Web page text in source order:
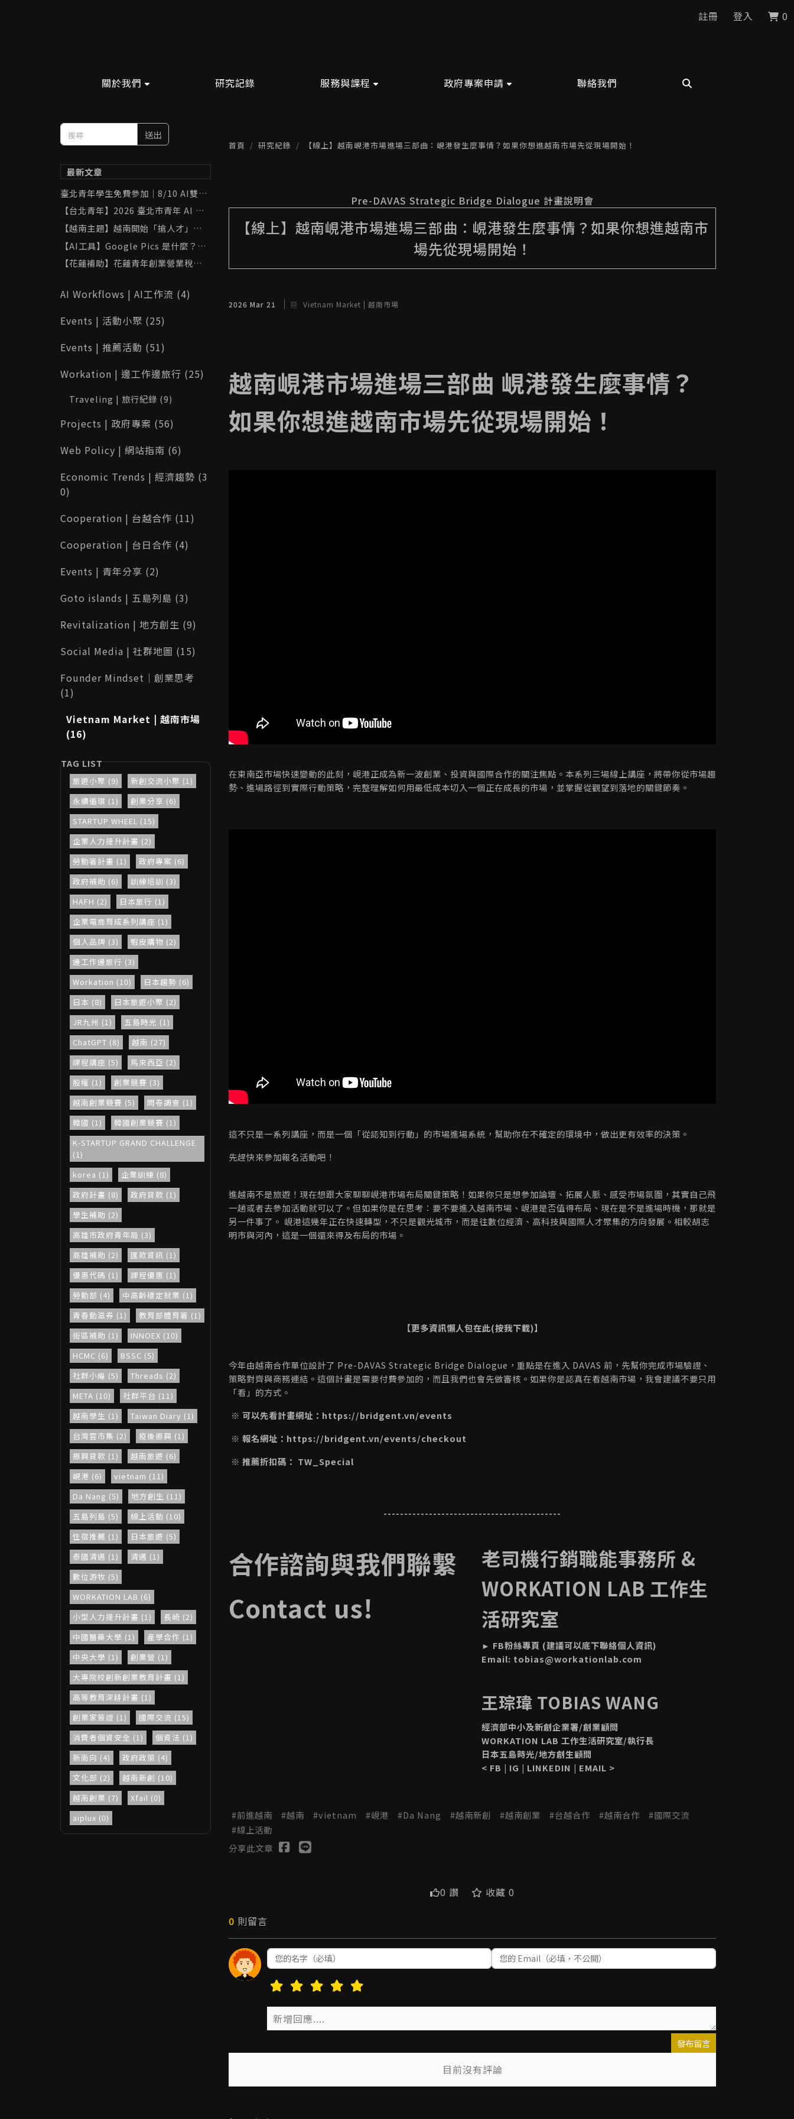
註冊 登入 0
關於我們 研究記錄 服務與課程 政府專案申請 聯絡我們
送出
最新文章
臺北青年學生免費參加｜8/10 AI雙助
手實戰班：ChatGPT × Gemini 學
習與職場應用
【台北青年】2026 臺北市青年 AI 工
具補助完整攻略｜ChatGPT、Gemin
i、Canva 最高補助 8,000 元
【越南主題】越南開始「搶人才」了！
胡志明市祭出 AI 與半導體人才補助，
台灣可以從中學到什麼？
【AI工具】Google Pics 是什麼？用
「黑貓打網球」實測 AI 圖像生成與局
部修改功能
【花蓮補助】花蓮青年創業營業稅補助
內容與完整攻略一次看
AI Workflows | AI工作流 (4)
Events | 活動小聚 (25)
Events | 推薦活動 (51)
Workation | 邊工作邊旅行 (25)
Traveling | 旅行紀錄 (9)
Projects | 政府專案 (56)
Web Policy | 網站指南 (6)
Economic Trends | 經濟趨勢 (3
0)
Cooperation | 台越合作 (11)
Cooperation | 台日合作 (4)
Events | 青年分享 (2)
Goto islands | 五島列島 (3)
Revitalization | 地方創生 (9)
Social Media | 社群地圖 (15)
Founder Mindset｜創業思考
(1)
Vietnam Market | 越南市場
(16)
旅遊小聚 (9)
新創交流小聚 (1)
永續循環 (1)
創業分享 (6)
STARTUP WHEEL (15)
企業人力提升計畫 (2)
勞動署計畫 (1)
政府專案 (6)
政府補助 (6)
訓練培訓 (3)
HAFH (2)
日本旅行 (1)
企業電商育成系列講座 (1)
個人品牌 (3)
蝦皮購物 (2)
邊工作邊旅行 (3)
Workation (10)
日本趨勢 (6)
日本 (8)
日本旅遊小聚 (2)
JR九州 (1)
五島時光 (1)
ChatGPT (8)
越南 (27)
課程講座 (5)
馬來西亞 (2)
股權 (1)
創業競賽 (3)
越南創業競賽 (5)
問卷調查 (1)
韓國 (1)
韓國創業競賽 (1)
K-STARTUP GRAND CHALLENGE
(1)
korea (1)
企業訓練 (8)
政府計畫 (8)
政府貸款 (1)
學生補助 (2)
高雄市政府青年局 (3)
高雄補助 (2)
匯款資訊 (1)
優惠代碼 (1)
課程優惠 (1)
勞動部 (4)
中高齡穩定就業 (1)
青春動滋券 (1)
教育部體育署 (1)
街區補助 (1)
INNOEX (10)
HCMC (6)
BSSC (5)
社群小編 (5)
Threads (2)
META (10)
社群平台 (11)
越南學生 (1)
Taiwan Diary (1)
台灣雲市集 (2)
疫後振興 (1)
振興貸款 (1)
越南旅遊 (6)
峴港 (6)
vietnam (11)
Da Nang (5)
地方創生 (11)
五島列島 (5)
線上活動 (10)
住宿推薦 (1)
日本旅遊 (5)
泰國清邁 (1)
清邁 (1)
數位游牧 (5)
WORKATION LAB (6)
小型人力提升計畫 (1)
長崎 (2)
中國醫藥大學 (1)
產學合作 (1)
中央大學 (1)
創業營 (1)
大專院校創新創業教育計畫 (1)
高等教育深耕計畫 (1)
創業家簽證 (1)
國際交流 (15)
消費者個資安全 (1)
個資法 (1)
新南向 (4)
政府政策 (4)
文化部 (2)
越南新創 (10)
越南創業 (7)
Xfail (0)
aiplux (0)
2023台灣新創生態圈Guidebook
首頁 研究紀錄 【線上】越南峴港市場進場三部曲：峴港發生麼事情？如果你想進越南市場先從現場開始！
Pre-DAVAS Strategic Bridge Dialogue 計畫說明會
【線上】越南峴港市場進場三部曲：峴港發生麼事情？如果你想進越南市
場先從現場開始！
2026 Mar 21 Vietnam Market | 越南市場
越南峴港市場進場三部曲 峴港發生麼事情？
如果你想進越南市場先從現場開始！
在東南亞市場快速變動的此刻，峴港正成為新一波創業、投資與國際合作的關注焦點。本系列三場線上講座，將帶你從市場趨
勢、進場路徑到實際行動策略，完整理解如何用最低成本切入一個正在成長的市場，並掌握從觀望到落地的關鍵節奏。
這不只是一系列講座，而是一個「從認知到行動」的市場進場系統，幫助你在不確定的環境中，做出更有效率的決策。
先趕快來參加報名活動吧！
進越南不是旅遊！現在想跟大家聊聊峴港市場布局關鍵策略！如果你只是想參加論壇、拓展人脈、感受市場氛圍，其實自己飛
一趟或者去參加活動就可以了。但如果你是在思考：要不要進入越南市場、峴港是否值得布局、現在是不是進場時機，那就是
另一件事了。 峴港這幾年正在快速轉型，不只是觀光城市，而是往數位經濟、高科技與國際人才聚集的方向發展。相較胡志
明市與河內，這是一個還來得及布局的市場。
【更多資訊懶人包在此(按我下載)】
今年由越南合作單位設計了 Pre-DAVAS Strategic Bridge Dialogue，重點是在進入 DAVAS 前，先幫你完成市場驗證、
策略對齊與商務連結。這個計畫是需要付費參加的，而且我們也會先做審核。如果你是認真在看越南市場，我會建議不要只用
「看」的方式。
※ 可以先看計畫網址： https://bridgent.vn/events
※ 報名網址： https://bridgent.vn/events/checkout
※ 推薦折扣碼： TW_Special
-------------------------------------------
合作諮詢與我們聯繫
Contact us!
老司機行銷職能事務所 &
WORKATION LAB 工作生
活研究室
► FB粉絲專頁 (建議可以底下聯絡個人資訊)
Email: tobias@workationlab.com
王琮瑋 TOBIAS WANG
經濟部中小及新創企業署/創業顧問
WORKATION LAB 工作生活研究室/執行長
日本五島時光/地方創生顧問
< FB | IG | LINKEDIN | EMAIL >
前進越南 越南 vietnam 峴港 Da Nang 越南新創 越南創業 台越合作 越南合作
國際交流
線上活動
分享此文章
0 讚 收藏 0
0 則留言
發布留言
目前沒有評論